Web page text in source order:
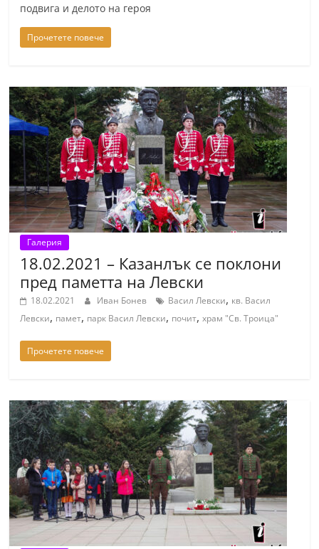
подвига и делото на героя
Прочетете повече
Галерия
18.02.2021 – Казанлък се поклони
пред паметта на Левски
18.02.2021 Иван Бонев Васил Левски, кв. Васил
Левски, памет, парк Васил Левски, почит,храм "Св. Троица"
Прочетете повече